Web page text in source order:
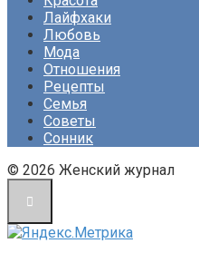
Лайфхаки
Любовь
Мода
Отношения
Рецепты
Семья
Советы
Сонник
© 2026 Женский журнал